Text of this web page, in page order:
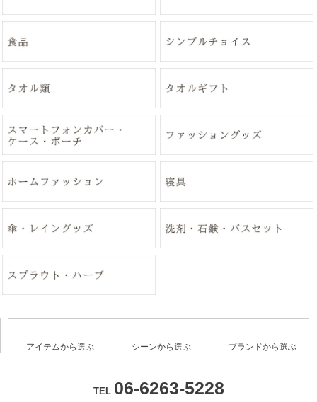
アイテムから選ぶ シーンから選ぶ ブランドから選ぶ
TEL 06-6263-5228